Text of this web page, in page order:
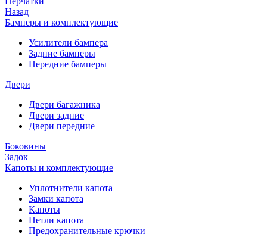
Назад
Бамперы и комплектующие
Усилители бампера
Задние бамперы
Передние бамперы
Двери
Двери багажника
Двери задние
Двери передние
Боковины
Задок
Капоты и комплектующие
Уплотнители капота
Замки капота
Капоты
Петли капота
Предохранительные крючки